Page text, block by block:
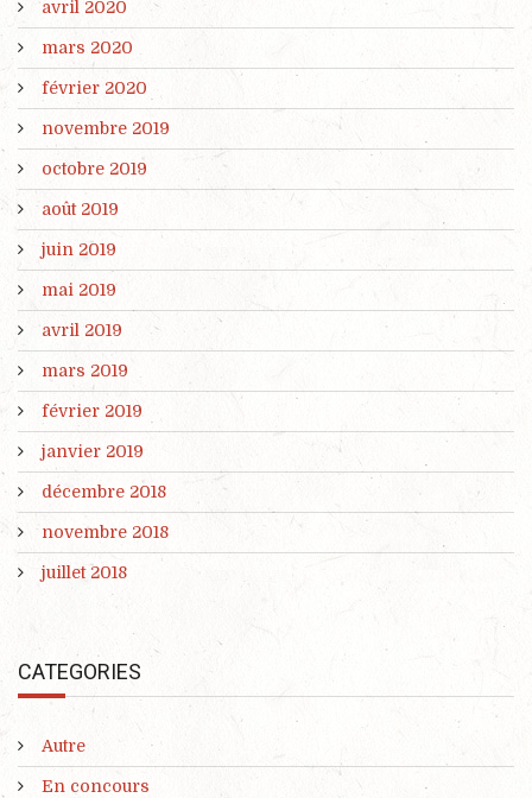
avril 2020
mars 2020
février 2020
novembre 2019
octobre 2019
août 2019
juin 2019
mai 2019
avril 2019
mars 2019
février 2019
janvier 2019
décembre 2018
novembre 2018
juillet 2018
CATEGORIES
Autre
En concours